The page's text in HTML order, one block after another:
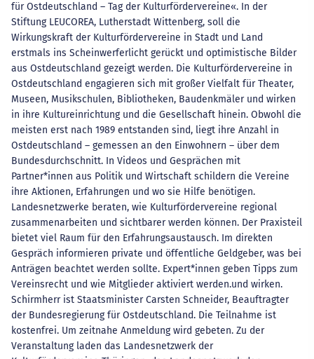
für Ostdeutschland – Tag der Kulturfördervereine«. In der
Stiftung LEUCOREA, Lutherstadt Wittenberg, soll die
Wirkungskraft der Kulturfördervereine in Stadt und Land
erstmals ins Scheinwerferlicht gerückt und optimistische Bilder
aus Ostdeutschland gezeigt werden. Die Kulturfördervereine in
Ostdeutschland engagieren sich mit großer Vielfalt für Theater,
Museen, Musikschulen, Bibliotheken, Baudenkmäler und wirken
in ihre Kultureinrichtung und die Gesellschaft hinein. Obwohl die
meisten erst nach 1989 entstanden sind, liegt ihre Anzahl in
Ostdeutschland – gemessen an den Einwohnern – über dem
Bundesdurchschnitt. In Videos und Gesprächen mit
Partner*innen aus Politik und Wirtschaft schildern die Vereine
ihre Aktionen, Erfahrungen und wo sie Hilfe benötigen.
Landesnetzwerke beraten, wie Kulturfördervereine regional
zusammenarbeiten und sichtbarer werden können. Der Praxisteil
bietet viel Raum für den Erfahrungsaustausch. Im direkten
Gespräch informieren private und öffentliche Geldgeber, was bei
Anträgen beachtet werden sollte. Expert*innen geben Tipps zum
Vereinsrecht und wie Mitglieder aktiviert werden.und wirken.
Schirmherr ist Staatsminister Carsten Schneider, Beauftragter
der Bundesregierung für Ostdeutschland. Die Teilnahme ist
kostenfrei. Um zeitnahe Anmeldung wird gebeten. Zu der
Veranstaltung laden das Landesnetzwerk der